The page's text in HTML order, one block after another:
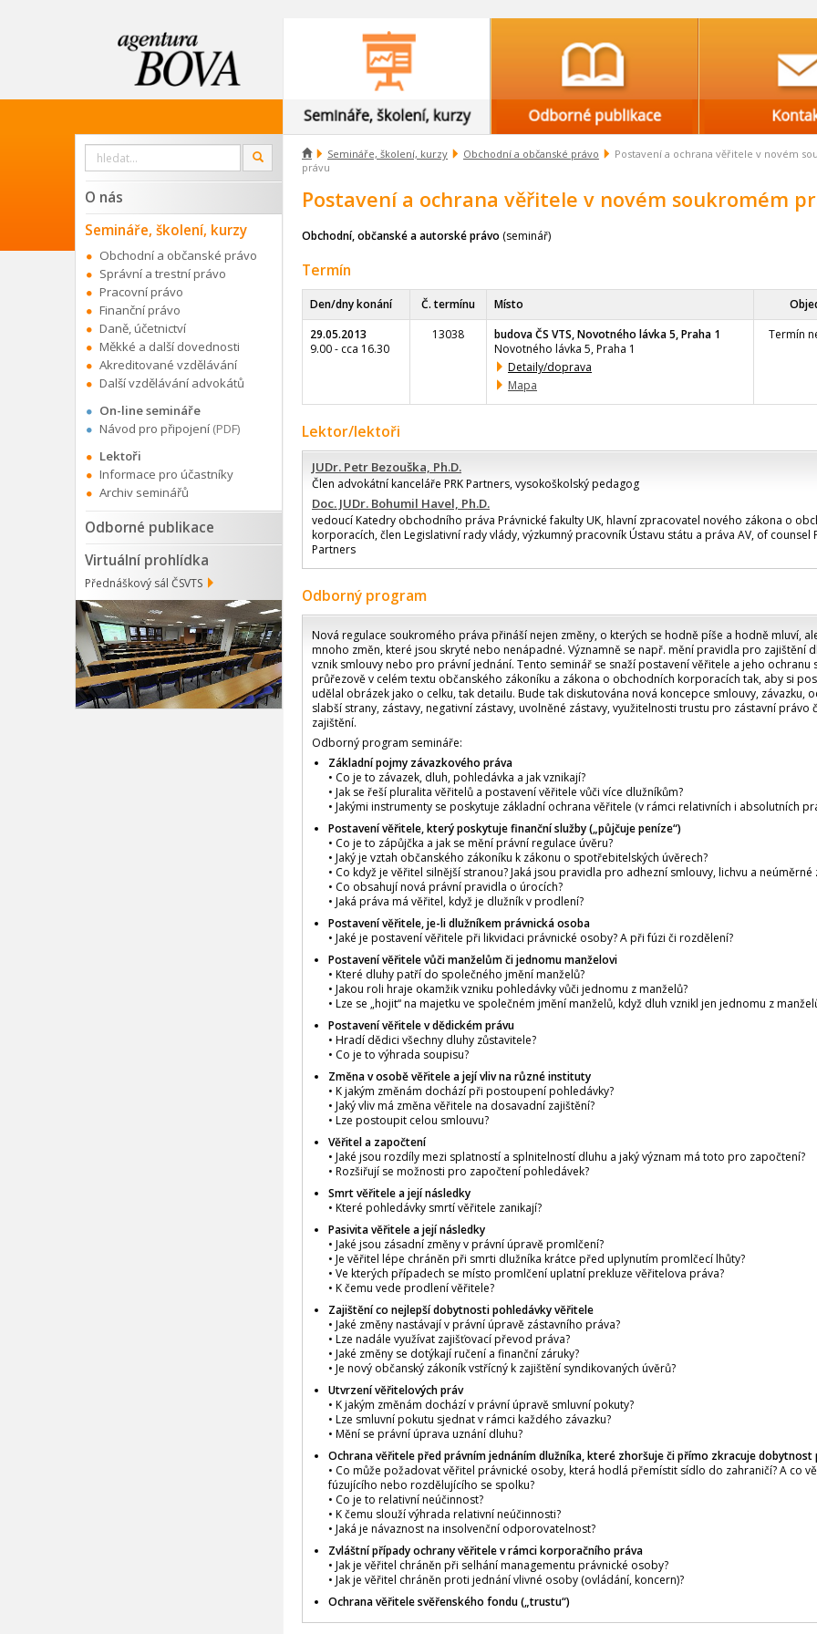
 Semináře, školení, kurzy Obchodní a občanské právo
Postavení a ochrana věřitele v novém
právu
Postavení a ochrana věřitele v novém soukromém
Obchodní, občanské a autorské právo (seminář)
Termín
Den/dny konání Č. termínu Místo
29.05.2013
9.00 - cca 16.30
13038
budova ČS VTS, Novotného lávka 5, Praha 1
Novotného lávka 5, Praha 1
Detaily/doprava
Mapa
Termín
Lektor/lektoři
JUDr. Petr Bezouška, Ph.D.
Člen advokátní kanceláře PRK Partners, vysokoškolský pedagog
Doc. JUDr. Bohumil Havel, Ph.D.
vedoucí Katedry obchodního práva Právnické fakulty UK, hlavní zpracovatel nového zákona o
korporacích, člen Legislativní rady vlády, výzkumný pracovník Ústavu státu a práva AV, of counsel
Partners
Odborný program
Nová regulace soukromého práva přináší nejen změny, o kterých se hodně píše a hodně mluví,
mnoho změn, které jsou skryté nebo nenápadné. Významně se např. mění pravidla pro zajištění
vznik smlouvy nebo pro právní jednání. Tento seminář se snaží postavení věřitele a jeho ochranu
průřezově v celém textu občanského zákoníku a zákona o obchodních korporacích tak, aby si
udělal obrázek jako o celku, tak detailu. Bude tak diskutována nová koncepce smlouvy, závazku,
slabší strany, zástavy, negativní zástavy, uvolněné zástavy, využitelnosti trustu pro zástavní právo
zajištění.
Odborný program semináře:
Základní pojmy závazkového práva
• Co je to závazek, dluh, pohledávka a jak vznikají?
• Jak se řeší pluralita věřitelů a postavení věřitele vůči více dlužníkům?
• Jakými instrumenty se poskytuje základní ochrana věřitele (v rámci relativních i absolutních
Postavení věřitele, který poskytuje finanční služby („půjčuje peníze“)
• Co je to zápůjčka a jak se mění právní regulace úvěru?
• Jaký je vztah občanského zákoníku k zákonu o spotřebitelských úvěrech?
• Co když je věřitel silnější stranou? Jaká jsou pravidla pro adhezní smlouvy, lichvu a neúměrné
• Co obsahují nová právní pravidla o úrocích?
• Jaká práva má věřitel, když je dlužník v prodlení?
Postavení věřitele, je-li dlužníkem právnická osoba
• Jaké je postavení věřitele při likvidaci právnické osoby? A při fúzi či rozdělení?
Postavení věřitele vůči manželům či jednomu manželovi
• Které dluhy patří do společného jmění manželů?
• Jakou roli hraje okamžik vzniku pohledávky vůči jednomu z manželů?
• Lze se „hojit“ na majetku ve společném jmění manželů, když dluh vznikl jen jednomu z
Postavení věřitele v dědickém právu
• Hradí dědici všechny dluhy zůstavitele?
• Co je to výhrada soupisu?
Změna v osobě věřitele a její vliv na různé instituty
• K jakým změnám dochází při postoupení pohledávky?
• Jaký vliv má změna věřitele na dosavadní zajištění?
• Lze postoupit celou smlouvu?
Věřitel a započtení
• Jaké jsou rozdíly mezi splatností a splnitelností dluhu a jaký význam má toto pro započtení?
• Rozšiřují se možnosti pro započtení pohledávek?
Smrt věřitele a její následky
• Které pohledávky smrtí věřitele zanikají?
Pasivita věřitele a její následky
• Jaké jsou zásadní změny v právní úpravě promlčení?
• Je věřitel lépe chráněn při smrti dlužníka krátce před uplynutím promlčecí lhůty?
• Ve kterých případech se místo promlčení uplatní prekluze věřitelova práva?
• K čemu vede prodlení věřitele?
Zajištění co nejlepší dobytnosti pohledávky věřitele
• Jaké změny nastávají v právní úpravě zástavního práva?
• Lze nadále využívat zajišťovací převod práva?
• Jaké změny se dotýkají ručení a finanční záruky?
• Je nový občanský zákoník vstřícný k zajištění syndikovaných úvěrů?
Utvrzení věřitelových práv
• K jakým změnám dochází v právní úpravě smluvní pokuty?
• Lze smluvní pokutu sjednat v rámci každého závazku?
• Mění se právní úprava uznání dluhu?
Ochrana věřitele před právním jednáním dlužníka, které zhoršuje či přímo zkracuje dobytnost
• Co může požadovat věřitel právnické osoby, která hodlá přemístit sídlo do zahraničí? A co
fúzujícího nebo rozdělujícího se spolku?
• Co je to relativní neúčinnost?
• K čemu slouží výhrada relativní neúčinnosti?
• Jaká je návaznost na insolvenční odporovatelnost?
Zvláštní případy ochrany věřitele v rámci korporačního práva
• Jak je věřitel chráněn při selhání managementu právnické osoby?
• Jak je věřitel chráněn proti jednání vlivné osoby (ovládání, koncern)?
Ochrana věřitele svěřenského fondu („trustu“)
Vyhledat
webu
OK
O nás
Semináře, školení, kurzy
Obchodní a občanské právo
Správní a trestní právo
Pracovní právo
Finanční právo
Daně, účetnictví
Měkké a další dovednosti
Akreditované vzdělávání
Další vzdělávání advokátů
On-line semináře
Návod pro připojení (PDF)
Lektoři
Informace pro účastníky
Archiv seminářů
Odborné publikace
Virtuální prohlídka
Přednáškový sál ČSVTS